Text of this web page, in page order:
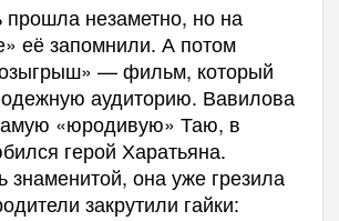
незаметно, но на
её запомнили. А потом
— фильм, который
аудиторию. Вавилова
«юродивую» Таю, в
герой Харатьяна.
знаменитой, она уже грезила
закрутили гайки: